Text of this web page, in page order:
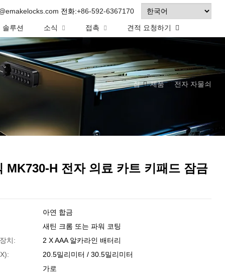
전화:+86-592-6367170
솔루션 소식 접촉 견적 요청하기
집 제품 전자 자물쇠
MK730-H 전자 의료 카트 키패드 잠금
아연 합금
새틴 크롬 또는 파워 코팅
치:
2 X AAA 알카라인 배터리
20.5밀리미터 / 30.5밀리미터
가로